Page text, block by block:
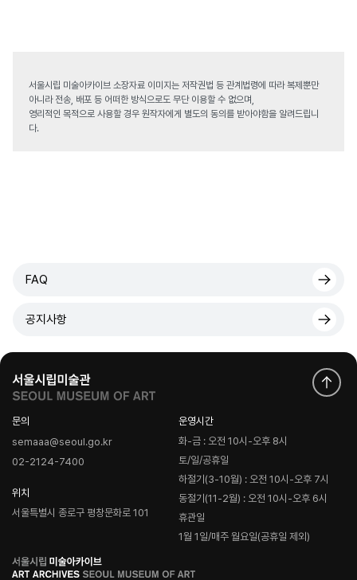
서울시립 미술아카이브 소장자료 이미지는 저작권법 등 관계법령에 따라 복제뿐만
아니라 전송, 배포 등 어떠한 방식으로도 무단 이용할 수 없으며,
영리적인 목적으로 사용할 경우 원작자에게 별도의 동의를 받아야함을 알려드립니
다.
FAQ
공지사항
문의
semaaa@seoul.go.kr
02-2124-7400
위치
서울특별시 종로구 평창문화로 101
운영시간
화-금 : 오전 10시-오후 8시
토/일/공휴일
하절기(3-10월) : 오전 10시-오후 7시
동절기(11-2월) : 오전 10시-오후 6시
휴관일
1월 1일/매주 월요일(공휴일 제외)
로
고